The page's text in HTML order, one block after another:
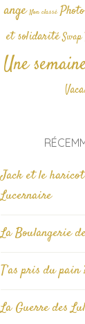
ange Non classé Photo
et solidarité Swap
Une
Jack et le
Lucernaire
La Boulangerie
T’as pris du pain
La Guerre des